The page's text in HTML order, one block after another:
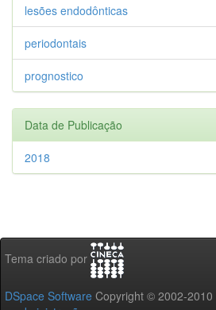
lesões endodônticas
periodontais
prognostico
Data de Publicação
2018
Tema criado por
DSpace Software Copyright © 2002-2010